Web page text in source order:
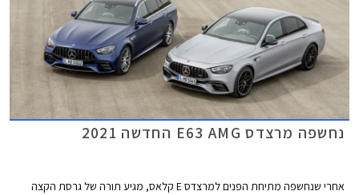
נחשפה מרצדס E63 AMG החדשה 2021
אחרי שנחשפה מתיחת הפנים למרצדס E קלאס, מגיע תורה של גרסת הקצה